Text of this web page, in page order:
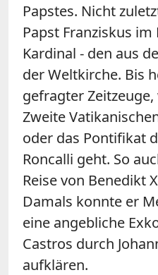
Papstes. Nicht
Papst Franziskus im
Kardinal - den aus
der Weltkirche. Bis
gefragter
Zweite
oder das Pontifikat
Roncalli geht. So
Reise von Benedikt
Damals konnte er
eine angebliche
Castros durch
aufklären.